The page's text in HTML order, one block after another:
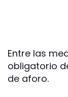
Entre las
obligatorio
de aforo.